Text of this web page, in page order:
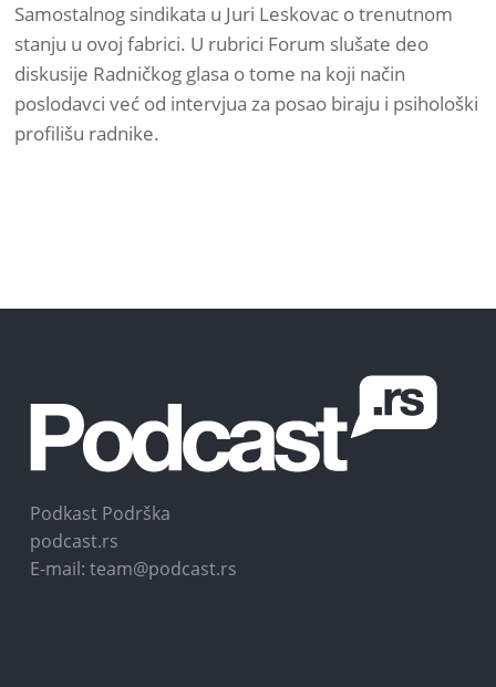
Samostalnog sindikata u Juri Leskovac o trenutnom
stanju u ovoj fabrici. U rubrici Forum slušate deo
diskusije Radničkog glasa o tome na koji način
poslodavci već od intervjua za posao biraju i psihološki
profilišu radnike.
Podkast Podrška
podcast.rs
E-mail: team@podcast.rs